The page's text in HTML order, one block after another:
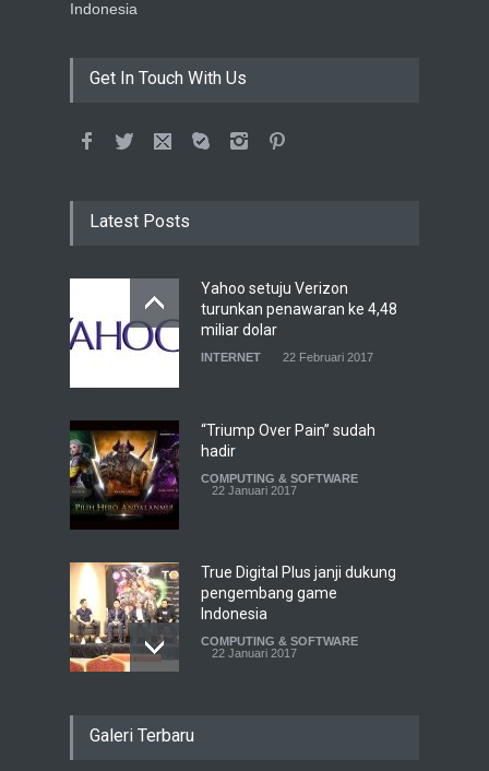
Indonesia
Get In Touch With Us
Latest Posts
Yahoo setuju Verizon
turunkan penawaran ke 4,48
miliar dolar
INTERNET 22 Februari 2017
“Triump Over Pain” sudah
hadir
COMPUTING & SOFTWARE
22 Januari 2017
True Digital Plus janji dukung
pengembang game
Indonesia
COMPUTING & SOFTWARE
22 Januari 2017
Galeri Terbaru